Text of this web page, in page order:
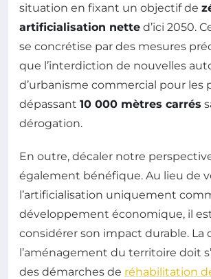
situation en fixant un objectif de
artificialisation nette d’ici 2050.
se concrétise par des mesures
que l’interdiction de nouvelles
d’urbanisme commercial pour les
dépassant 10 000 mètres carrés
dérogation.
En outre, décaler notre
également bénéfique. Au lieu de
l’artificialisation uniquement
développement économique, il
considérer son impact durable. La
l’aménagement du territoire doit
des démarches de réhabilitation